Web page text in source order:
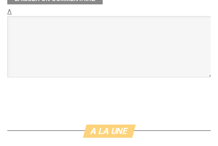
Δ
A LA UNE